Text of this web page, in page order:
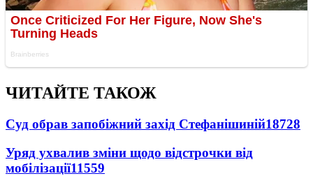
ЧИТАЙТЕ ТАКОЖ
Суд обрав запобіжний захід Стефанішиній18728
Уряд ухвалив зміни щодо відстрочки від
мобілізації11559